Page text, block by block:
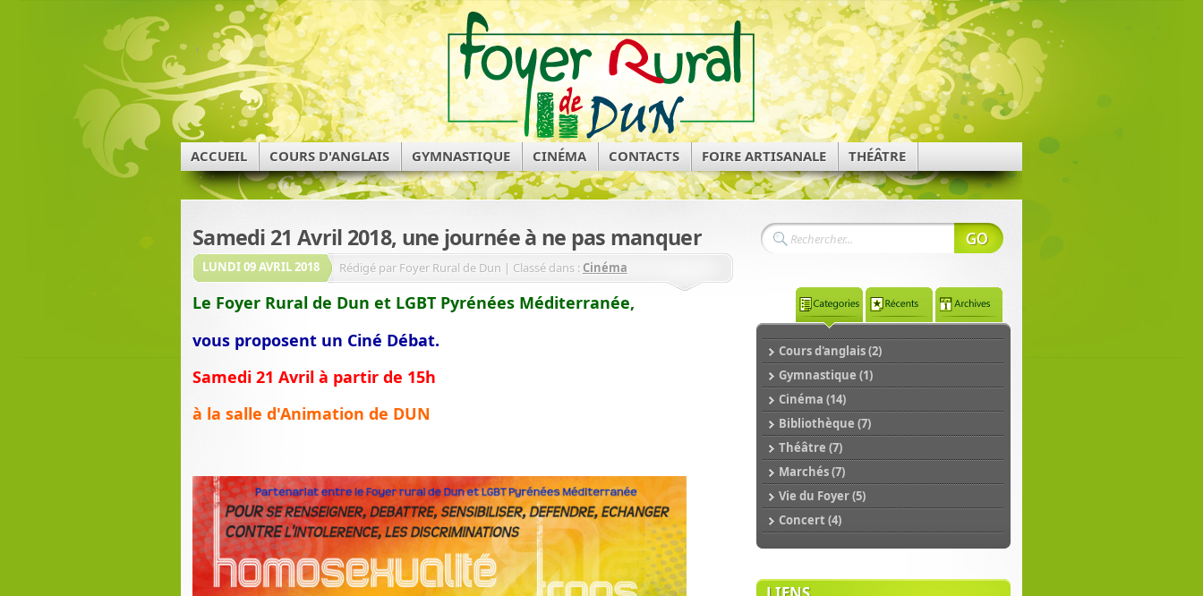
ACCUEIL COURS D'ANGLAIS GYMNASTIQUE CINÉMA CONTACTS FOIRE ARTISANALE THÉÂTRE
Samedi 21 Avril 2018, une journée à ne pas manquer
LUNDI 09 AVRIL 2018 Rédigé par Foyer Rural de Dun | Classé dans : Cinéma
Le Foyer Rural de Dun et LGBT Pyrénées Méditerranée,
vous proposent un Ciné Débat.
Samedi 21 Avril à partir de 15h
à la salle d'Animation de DUN
Cours d'anglais (2)
Gymnastique (1)
Cinéma (14)
Bibliothèque (7)
Théâtre (7)
Marchés (7)
Vie du Foyer (5)
Concert (4)